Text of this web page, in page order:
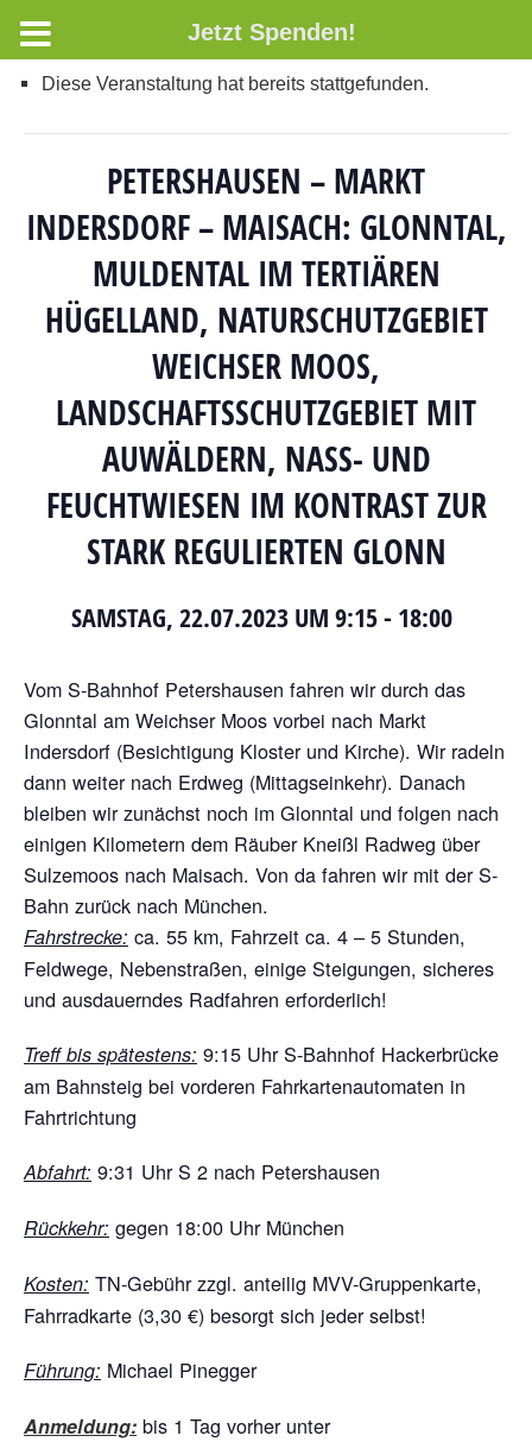
Diese Veranstaltung hat bereits stattgefunden.
PETERSHAUSEN – MARKT
INDERSDORF – MAISACH: GLONNTAL,
MULDENTAL IM TERTIÄREN
HÜGELLAND, NATURSCHUTZGEBIET
WEICHSER MOOS,
LANDSCHAFTSSCHUTZGEBIET MIT
AUWÄLDERN, NASS- UND
FEUCHTWIESEN IM KONTRAST ZUR
STARK REGULIERTEN GLONN
SAMSTAG, 22.07.2023 UM 9:15- 18:00
Vom S-Bahnhof Petershausen fahren wir durch das
Glonntal am Weichser Moos vorbei nach Markt
Indersdorf (Besichtigung Kloster und Kirche). Wir radeln
dann weiter nach Erdweg (Mittagseinkehr). Danach
bleiben wir zunächst noch im Glonntal und folgen nach
einigen Kilometern dem Räuber Kneißl Radweg über
Sulzemoos nach Maisach. Von da fahren wir mit der S-
Bahn zurück nach München.
Fahrstrecke: ca. 55 km, Fahrzeit ca. 4 – 5 Stunden,
Feldwege, Nebenstraßen, einige Steigungen, sicheres
und ausdauerndes Radfahren erforderlich!
Treff bis spätestens: 9:15 Uhr S-Bahnhof Hackerbrücke
am Bahnsteig bei vorderen Fahrkartenautomaten in
Fahrtrichtung
Abfahrt: 9:31 Uhr S 2 nach Petershausen
Rückkehr: gegen 18:00 Uhr München
Kosten: TN-Gebühr zzgl. anteilig MVV-Gruppenkarte,
Fahrradkarte (3,30 €) besorgt sich jeder selbst!
Führung: Michael Pinegger
Anmeldung: bis 1 Tag vorher unter
Jetzt Spenden!